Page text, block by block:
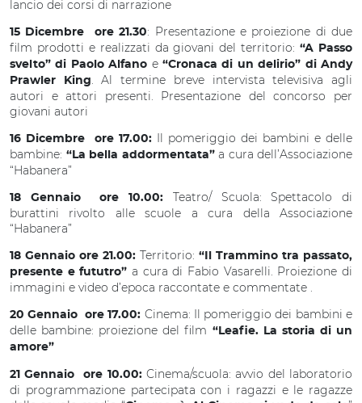
lancio dei corsi di narrazione
15 Dicembre ore 21.30: Presentazione e proiezione di due
film prodotti e realizzati da giovani del territorio:“A Passo
svelto” di Paolo Alfano e“Cronaca di un delirio” di Andy
Prawler King. Al termine breve intervista televisiva agli
autori e attori presenti. Presentazione del concorso per
giovani autori
16 Dicembre ore 17.00: Il pomeriggio dei bambini e delle
bambine: “La bella addormentata”a cura dell’Associazione
“Habanera”
18 Gennaio ore 10.00:
Teatro/ Scuola: Spettacolo di
burattini rivolto alle scuole a cura della Associazione
“Habanera”
18 Gennaio ore 21.00: Territorio: “Il Trammino tra passato,
presente e fututro” a cura di Fabio Vasarelli. Proiezione di
immagini e video d’epoca raccontate e commentate .
20 Gennaio ore 17.00: Cinema: Il pomeriggio dei bambini e
delle bambine: proiezione del film “Leafie. La storia di un
amore”
21 Gennaio ore 10.00:Cinema/scuola: avvio del laboratorio
di programmazione partecipata con i ragazzi e le ragazze